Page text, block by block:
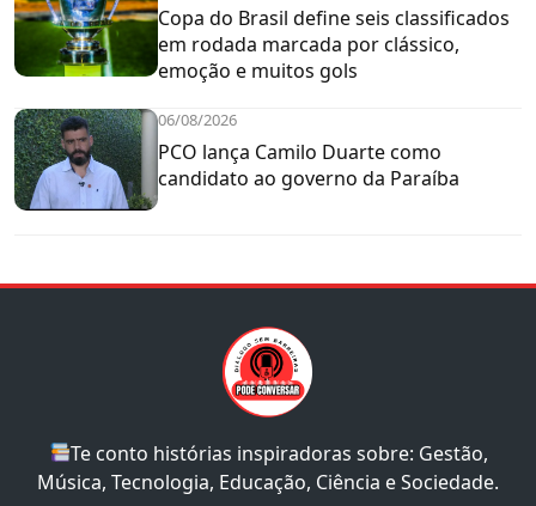
Copa do Brasil define seis classificados
em rodada marcada por clássico,
emoção e muitos gols
06/08/2026
PCO lança Camilo Duarte como
candidato ao governo da Paraíba
Te conto histórias inspiradoras sobre: Gestão,
Música, Tecnologia, Educação, Ciência e Sociedade.